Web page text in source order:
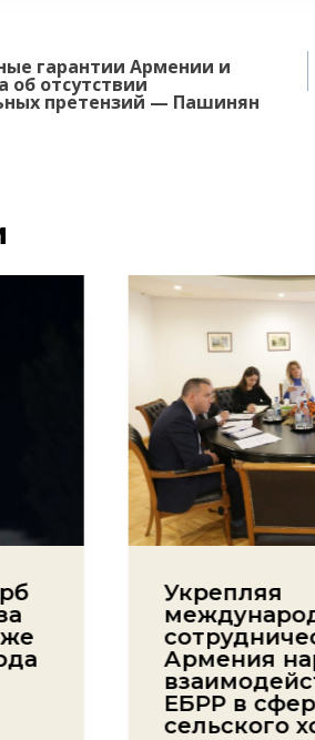
гарантии Армении и
отсутствии
претензий — Пашинян
Укрепляя
Армения
ЕБРР в
сельского